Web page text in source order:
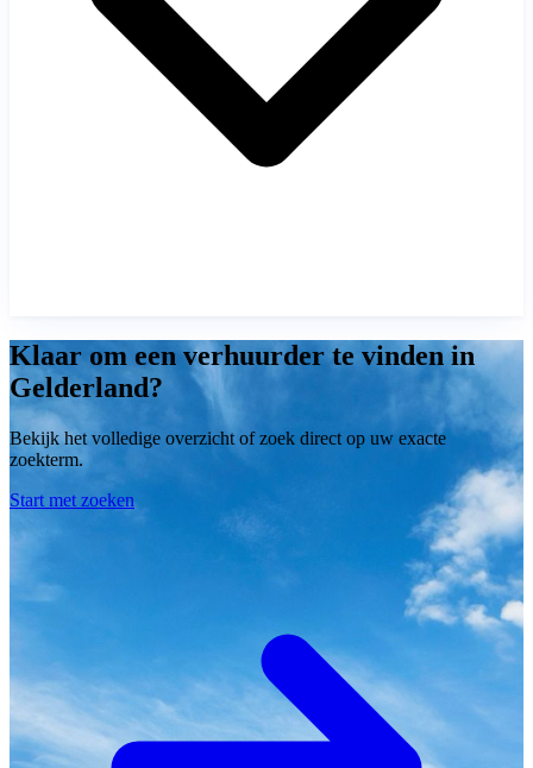
Klaar om een verhuurder te vinden in
Gelderland?
Bekijk het volledige overzicht of zoek direct op uw exacte
zoekterm.
Start met zoeken